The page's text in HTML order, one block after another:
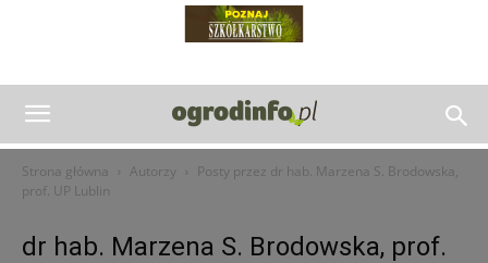
Strona główna Autorzy
Posty przez dr hab. Marzena S. Brodowska,
prof. UP Lublin
dr hab. Marzena S. Brodowska, prof.